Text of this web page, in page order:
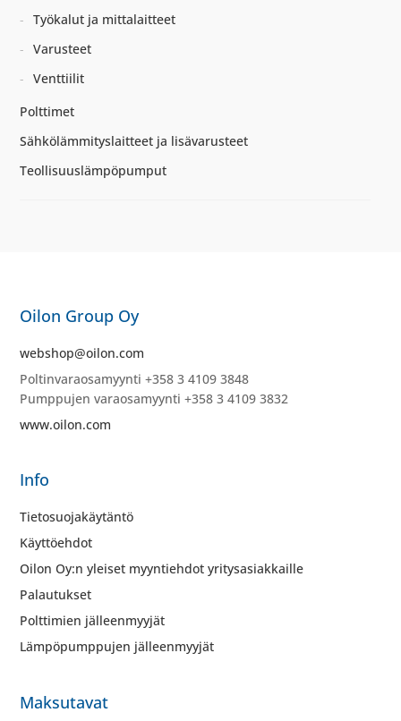
Työkalut ja mittalaitteet
Varusteet
Venttiilit
Polttimet
Sähkölämmityslaitteet ja lisävarusteet
Teollisuuslämpöpumput
Oilon Group Oy
webshop@oilon.com
Poltinvaraosamyynti +358 3 4109 3848
Pumppujen varaosamyynti +358 3 4109 3832
www.oilon.com
Info
Tietosuojakäytäntö
Käyttöehdot
Oilon Oy:n yleiset myyntiehdot yritysasiakkaille
Palautukset
Polttimien jälleenmyyjät
Lämpöpumppujen jälleenmyyjät
Maksutavat